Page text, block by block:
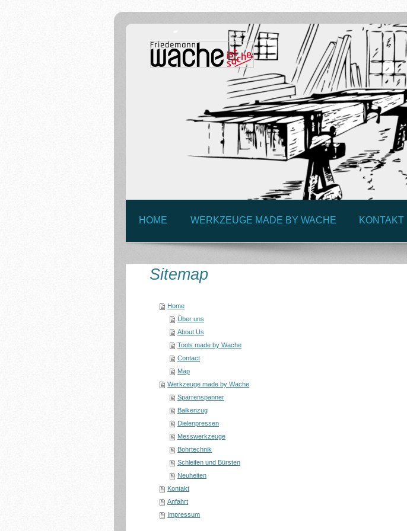
HOME WERKZEUGE MADE BY WACHE KONTAKT
Sitemap
Home
Über uns
About Us
Tools made by Wache
Contact
Map
Werkzeuge made by Wache
Sparrenspanner
Balkenzug
Dielenpressen
Messwerkzeuge
Bohrtechnik
Schleifen und Bürsten
Neuheiten
Kontakt
Anfahrt
Impressum